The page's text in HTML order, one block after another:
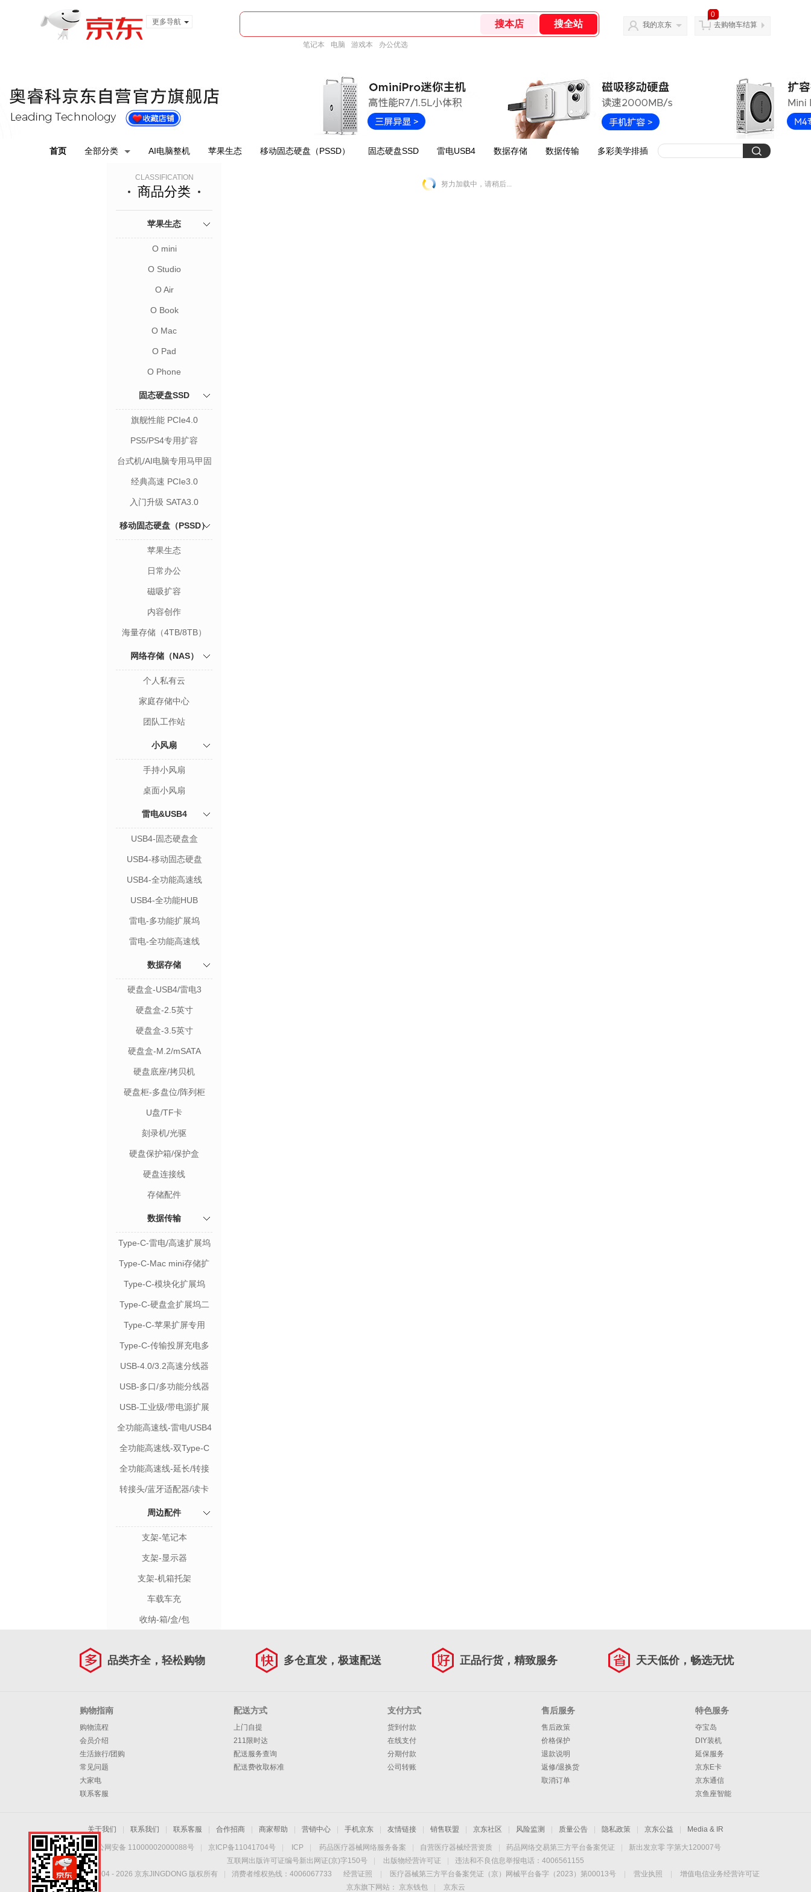
更多导航
笔记本 电脑 游戏本 办公优选
我的京东
0
去购物车结算
首页 全部分类 AI电脑整机 苹果生态 移动固态硬盘（PSSD） 固态硬盘SSD 雷电USB4 数据存储 数据传输 多彩美学排插
CLASSIFICATION
商品分类
苹果生态
O mini
O Studio
O Air
O Book
O Mac
O Pad
O Phone
固态硬盘SSD
旗舰性能 PCIe4.0
PS5/PS4专用扩容
台式机/AI电脑专用马甲固
态
经典高速 PCIe3.0
入门升级 SATA3.0
移动固态硬盘（PSSD）
苹果生态
（5Gbps/10Gbps/20Gbps）
日常办公
（5Gbps/10Gbps/20Gbps）
磁吸扩容
（10Gbps/20Gbps）
内容创作
（40Gbps/80Gbps）
海量存储（4TB/8TB）
网络存储（NAS）
个人私有云
家庭存储中心
团队工作站
小风扇
手持小风扇
桌面小风扇
雷电&USB4
USB4-固态硬盘盒
USB4-移动固态硬盘
USB4-全功能高速线
USB4-全功能HUB
雷电-多功能扩展坞
雷电-全功能高速线
数据存储
硬盘盒-USB4/雷电3
硬盘盒-2.5英寸
硬盘盒-3.5英寸
硬盘盒-M.2/mSATA
硬盘底座/拷贝机
硬盘柜-多盘位/阵列柜
U盘/TF卡
刻录机/光驱
硬盘保护箱/保护盒
硬盘连接线
存储配件
数据传输
Type-C-雷电/高速扩展坞
Type-C-Mac mini存储扩
展
Type-C-模块化扩展坞
Type-C-硬盘盒扩展坞二
合一
Type-C-苹果扩屏专用
Type-C-传输投屏充电多
功能
USB-4.0/3.2高速分线器
USB-多口/多功能分线器
USB-工业级/带电源扩展
全功能高速线-雷电/USB4
全功能高速线-双Type-C
全功能高速线-延长/转接
转接头/蓝牙适配器/读卡
周边配件
支架-笔记本
支架-显示器
支架-机箱托架
车载车充
收纳-箱/盒/包
努力加载中，请稍后...
品类齐全，轻松购物 多仓直发，极速配送 正品行货，精致服务 天天低价，畅选无忧
购物指南
购物流程
会员介绍
生活旅行/团购
常见问题
大家电
联系客服
配送方式
上门自提
211限时达
配送服务查询
配送费收取标准
支付方式
货到付款
在线支付
分期付款
公司转账
售后服务
售后政策
价格保护
退款说明
返修/退换货
取消订单
特色服务
夺宝岛
DIY装机
延保服务
京东E卡
京东通信
京鱼座智能
关于我们 联系我们 联系客服 合作招商 商家帮助 营销中心 手机京东 友情链接 销售联盟 京东社区 风险监测 质量公告 隐私政策 京东公益 Media & IR
京公网安备 11000002000088号 京ICP备11041704号 ICP 药品医疗器械网络服务备案 自营医疗器械经营资质 药品网络交易第三方平台备案凭证
新出发京零 字第大120007号
互联网出版许可证编号新出网证(京)字150号
出版物经营许可证
违法和不良信息举报电话：4006561155
Copyright © 2004 - 2026 京东JINGDONG 版权所有 消费者维权热线：4006067733 经营证照 医疗器械第三方平台备案凭证（京）网械平台备字（2023）第00013号 营业执照
增值电信业务经营许可证
京东旗下网站：
京东钱包 京东云